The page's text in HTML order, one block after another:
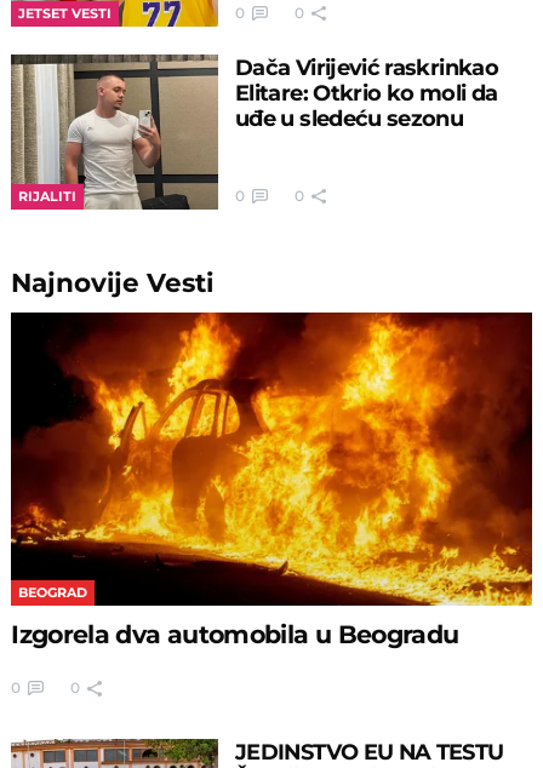
JETSET VESTI 0 0
RIJALITI
Dača Virijević raskrinkao
Elitare: Otkrio ko moli da
uđe u sledeću sezonu
0 0
NajnovijeVesti
BEOGRAD
Izgorela dva automobila u Beogradu
0 0
JEDINSTVO EU NA TESTU